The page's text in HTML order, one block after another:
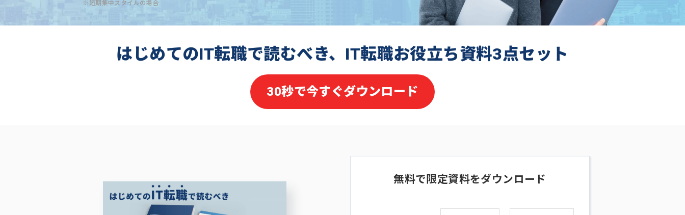
※短期集中スタイルの場合
はじめてのIT転職で読むべき、IT転職お役立ち資料3点セット
30秒で今すぐダウンロード
無料で限定資料をダウンロード